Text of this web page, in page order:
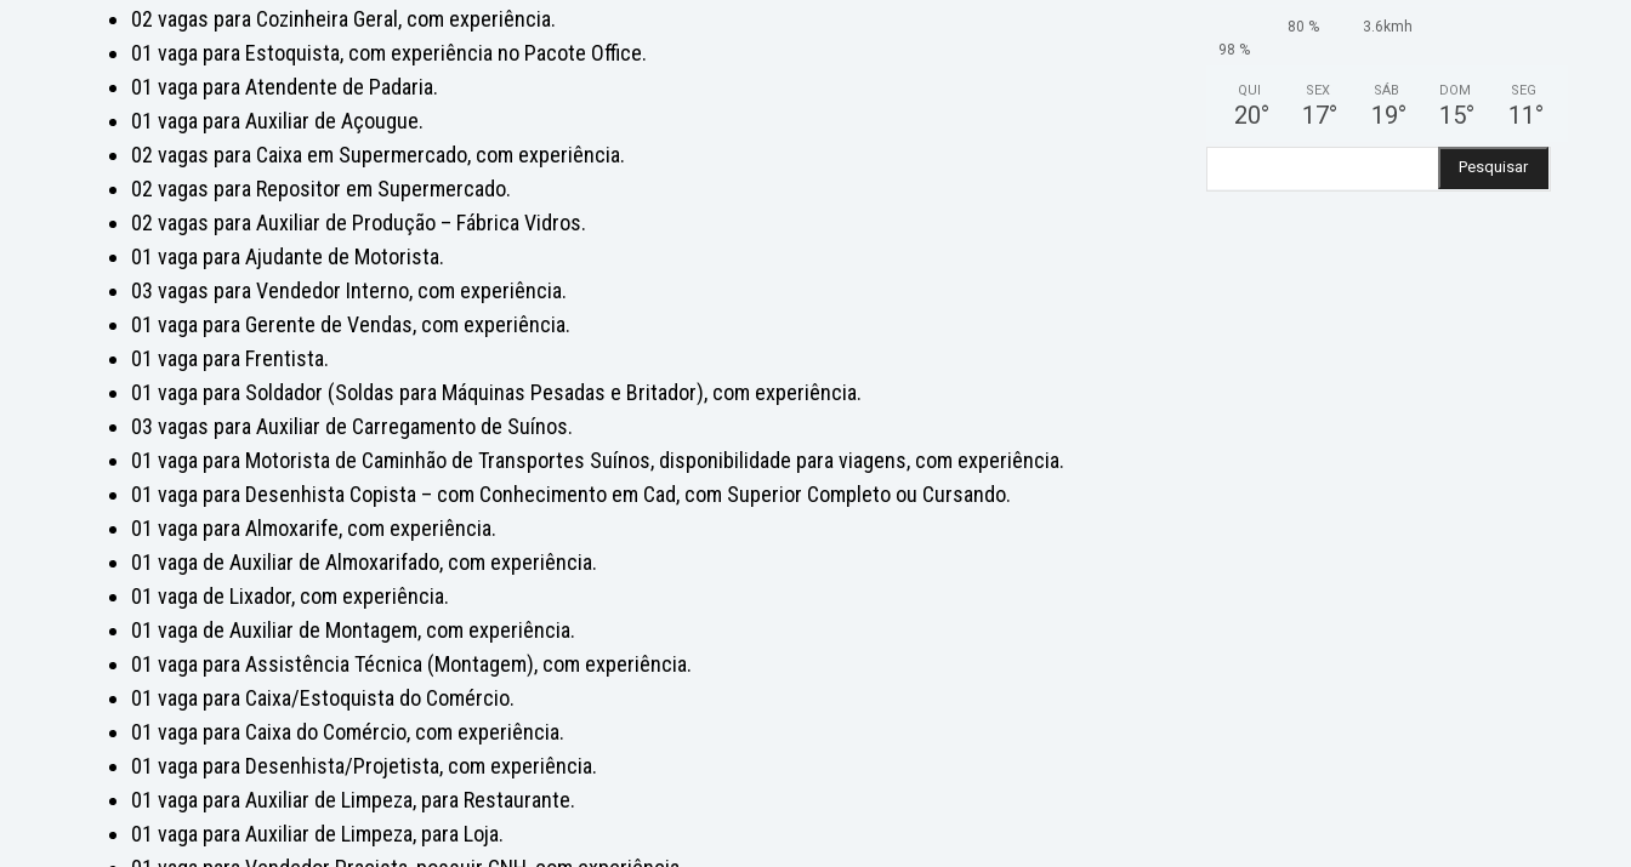
02 vagas para Cozinheira Geral, com experiência.
01 vaga para Estoquista, com experiência no Pacote Office.
01 vaga para Atendente de Padaria.
01 vaga para Auxiliar de Açougue.
02 vagas para Caixa em Supermercado, com experiência.
02 vagas para Repositor em Supermercado.
02 vagas para Auxiliar de Produção – Fábrica Vidros.
01 vaga para Ajudante de Motorista.
03 vagas para Vendedor Interno, com experiência.
01 vaga para Gerente de Vendas, com experiência.
01 vaga para Frentista.
01 vaga para Soldador (Soldas para Máquinas Pesadas e Britador), com experiência.
03 vagas para Auxiliar de Carregamento de Suínos.
01 vaga para Motorista de Caminhão de Transportes Suínos, disponibilidade para viagens, com experiência.
01 vaga para Desenhista Copista – com Conhecimento em Cad, com Superior Completo ou Cursando.
01 vaga para Almoxarife, com experiência.
01 vaga de Auxiliar de Almoxarifado, com experiência.
01 vaga de Lixador, com experiência.
01 vaga de Auxiliar de Montagem, com experiência.
01 vaga para Assistência Técnica (Montagem), com experiência.
01 vaga para Caixa/Estoquista do Comércio.
01 vaga para Caixa do Comércio, com experiência.
01 vaga para Desenhista/Projetista, com experiência.
01 vaga para Auxiliar de Limpeza, para Restaurante.
01 vaga para Auxiliar de Limpeza, para Loja.
80 %
3.6kmh
98 %
QUI
20°
SEX
17°
SÁB
19°
DOM
15°
SEG
11 °
Pesquisar